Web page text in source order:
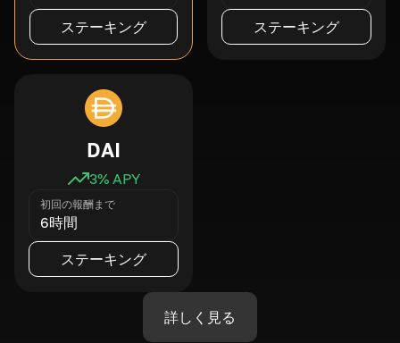
ステーキング ステーキング
DAI
3% APY
初回の報酬まで
6時間
ステーキング
詳しく見る